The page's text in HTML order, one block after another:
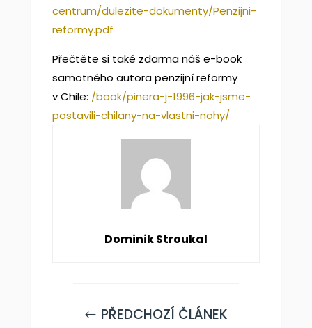
centrum/dulezite-dokumenty/Penzijni-
reformy.pdf
Přečtěte si také zdarma náš e-book
samotného autora penzijní reformy
v Chile: /book/pinera-j-1996-jak-jsme-
postavili-chilany-na-vlastni-nohy/
Dominik Stroukal
# PŘEDCHOZÍ ČLÁNEK